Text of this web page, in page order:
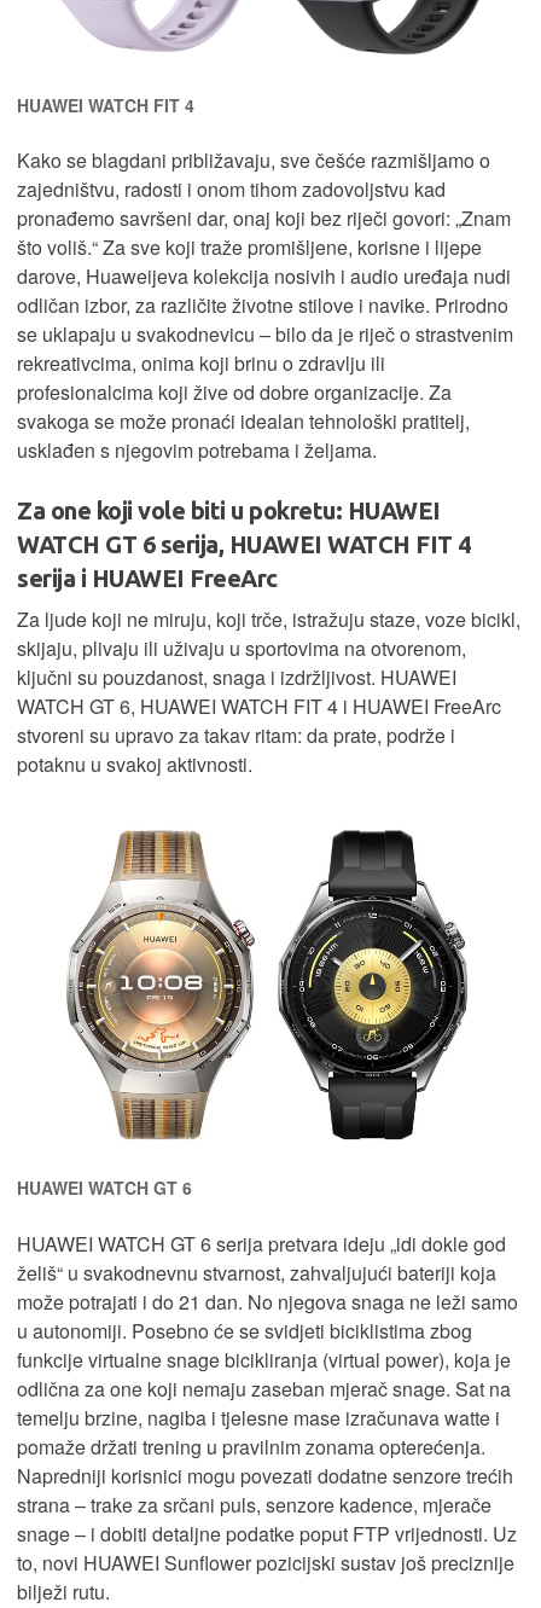
HUAWEI WATCH FIT 4
Kako se blagdani približavaju, sve češće razmišljamo o
zajedništvu, radosti i onom tihom zadovoljstvu kad
pronađemo savršeni dar, onaj koji bez riječi govori: „Znam
što voliš.“ Za sve koji traže promišljene, korisne i lijepe
darove, Huaweijeva kolekcija nosivih i audio uređaja nudi
odličan izbor, za različite životne stilove i navike. Prirodno
se uklapaju u svakodnevicu – bilo da je riječ o strastvenim
rekreativcima, onima koji brinu o zdravlju ili
profesionalcima koji žive od dobre organizacije. Za
svakoga se može pronaći idealan tehnološki pratitelj,
usklađen s njegovim potrebama i željama.
Za one koji vole biti u pokretu: HUAWEI
WATCH GT 6 serija, HUAWEI WATCH FIT 4
serija i HUAWEI FreeArc
Za ljude koji ne miruju, koji trče, istražuju staze, voze bicikl,
skijaju, plivaju ili uživaju u sportovima na otvorenom,
ključni su pouzdanost, snaga i izdržljivost. HUAWEI
WATCH GT 6, HUAWEI WATCH FIT 4 i HUAWEI FreeArc
stvoreni su upravo za takav ritam: da prate, podrže i
potaknu u svakoj aktivnosti.
HUAWEI WATCH GT 6
HUAWEI WATCH GT 6 serija pretvara ideju „idi dokle god
želiš“ u svakodnevnu stvarnost, zahvaljujući bateriji koja
može potrajati i do 21 dan. No njegova snaga ne leži samo
u autonomiji. Posebno će se svidjeti biciklistima zbog
funkcije virtualne snage bicikliranja (virtual power), koja je
odlična za one koji nemaju zaseban mjerač snage. Sat na
temelju brzine, nagiba i tjelesne mase izračunava watte i
pomaže držati trening u pravilnim zonama opterećenja.
Napredniji korisnici mogu povezati dodatne senzore trećih
strana – trake za srčani puls, senzore kadence, mjerače
snage – i dobiti detaljne podatke poput FTP vrijednosti. Uz
to, novi HUAWEI Sunflower pozicijski sustav još preciznije
bilježi rutu.